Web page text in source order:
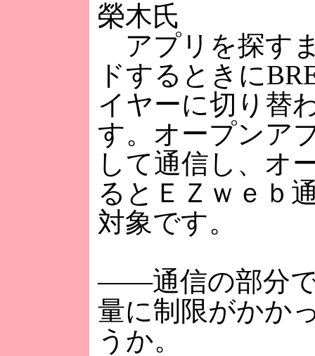
榮木氏
アプリを探す
ドするときに
イヤーに切り替
す。オープンア
して通信し、オ
るとＥＺｗｅｂ
対象です。
――通信の部分で
量に制限がかか
うか。